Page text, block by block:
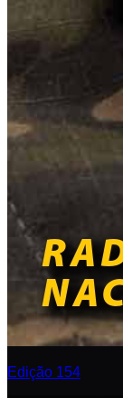
Edição 154